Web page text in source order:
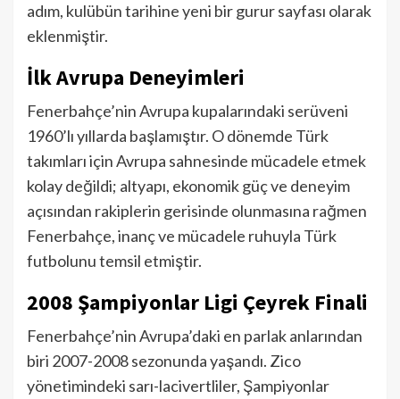
adım, kulübün tarihine yeni bir gurur sayfası olarak
eklenmiştir.
İlk Avrupa Deneyimleri
Fenerbahçe’nin Avrupa kupalarındaki serüveni
1960’lı yıllarda başlamıştır. O dönemde Türk
takımları için Avrupa sahnesinde mücadele etmek
kolay değildi; altyapı, ekonomik güç ve deneyim
açısından rakiplerin gerisinde olunmasına rağmen
Fenerbahçe, inanç ve mücadele ruhuyla Türk
futbolunu temsil etmiştir.
2008 Şampiyonlar Ligi Çeyrek Finali
Fenerbahçe’nin Avrupa’daki en parlak anlarından
biri 2007-2008 sezonunda yaşandı. Zico
yönetimindeki sarı-lacivertliler, Şampiyonlar